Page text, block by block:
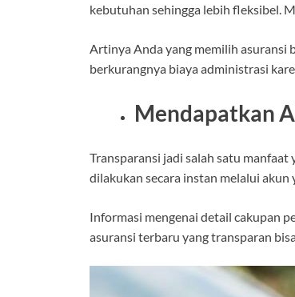
kebutuhan sehingga lebih fleksibel.
Artinya Anda yang memilih asuransi
berkurangnya biaya administrasi
Mendapatkan
Transparansi jadi salah satu
dilakukan secara instan melalui akun
Informasi mengenai detail cakupan
asuransi terbaru yang transparan